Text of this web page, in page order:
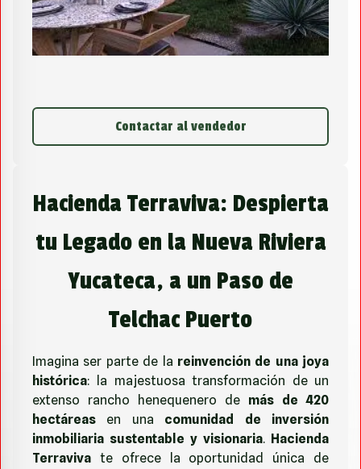
Contactar al vendedor
Hacienda Terraviva: Despierta
tu Legado en la Nueva Riviera
Yucateca, a un Paso de
Telchac Puerto
Imagina ser parte de la reinvención de una joya
histórica: la majestuosa transformación de un
extenso rancho henequenero de más de 420
hectáreas en una comunidad de inversión
inmobiliaria sustentable y visionaria. Hacienda
Terraviva te ofrece la oportunidad única de